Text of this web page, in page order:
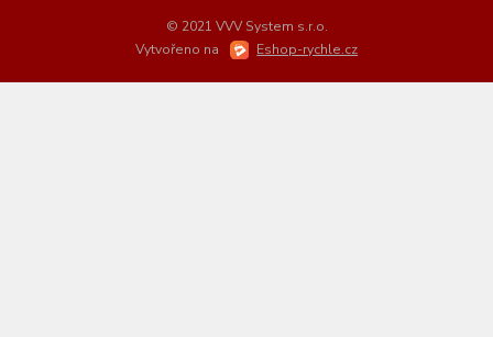
© 2021 VVV System s.r.o.
Vytvořeno na
Eshop-rychle.cz